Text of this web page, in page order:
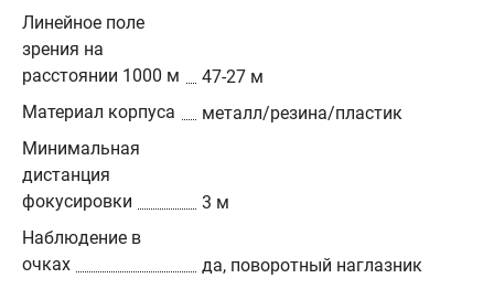
Линейное поле
зрения на
расстоянии 1000 м
47-27 м
Материал корпуса
металл/резина/пластик
Минимальная
дистанция
фокусировки
3 м
Наблюдение в
очках
да, поворотный наглазник